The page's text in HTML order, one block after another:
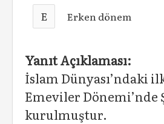
E Erken dönem
Yanıt Açıklaması:
İslam Dünyası’ndaki
Emeviler Dönemi’nde
kurulmuştur.